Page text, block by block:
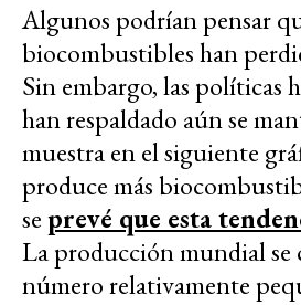
Algunos podrían pensar
biocombustibles han
Sin embargo, las políticas
han respaldado aún se
muestra en el siguiente
produce más
seprevé que esta
La producción mundial se
número relativamente